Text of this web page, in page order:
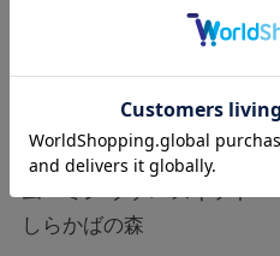
しらかばの森